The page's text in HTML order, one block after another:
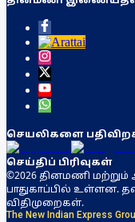
செயலிகளை
செய்திப் பிரிவுகள்
©2026 தினமணி
பாதுகாப்பில் உள்ளன.
விதிமுறைகள்.
The New Indian Express